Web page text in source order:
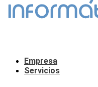
Empresa
Servicios